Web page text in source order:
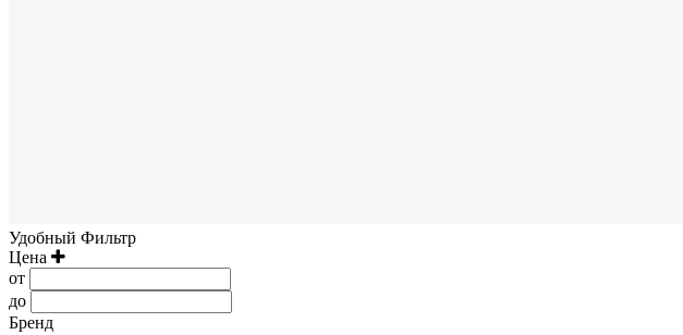
Удобный Фильтр
Цена
от
до
Бренд